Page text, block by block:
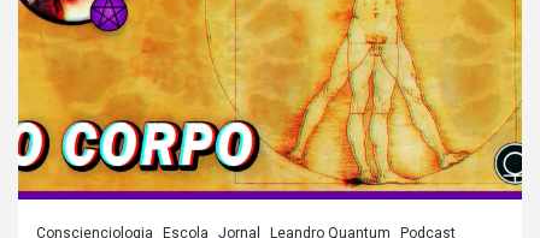
Conscienciologia Escola Jornal Leandro Quantum Podcast